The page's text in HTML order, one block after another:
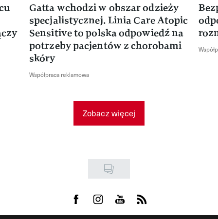
Gatta wchodzi w obszar odzieży
specjalistycznej. Linia Care Atopic
Sensitive to polska odpowiedź na
potrzeby pacjentów z chorobami
skóry
Współpraca reklamowa
Zobacz więcej
Visit us on Facebook
Visit us on Instagram
Visit us on Youtube
Visit us on Rss